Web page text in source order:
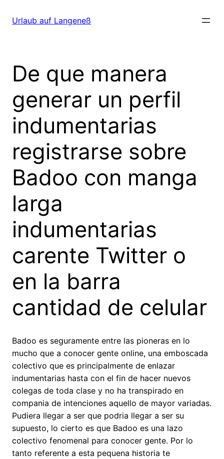
zumUrlaub auf Langeneß
De que manera
generar un perfil
indumentarias
registrarse sobre
Badoo con manga
larga
indumentarias
carente Twitter o
en la barra
cantidad de celular
Badoo es seguramente entre las pioneras en lo
mucho que a conocer gente online, una emboscada
colectivo que es principalmente de enlazar
indumentarias hasta con el fin de hacer nuevos
colegas de toda clase y no ha transpirado en
compania de intenciones aquello de mayor variadas.
Pudiera llegar a ser que podri­a llegar a ser su
supuesto, lo cierto es que Badoo es una lazo
colectivo fenomenal para conocer gente. Por lo
tanto referente a esta pequena historia te